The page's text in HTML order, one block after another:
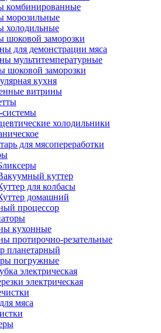
комбинированные
морозильные
холодильные
заморозки
для демонстрации мяса
мультитемпературные
шоковой заморозки
кухня
витрины
холодильники
для мясопереработки
куттер
для колбасы
домашний
процессор
кухонные
протирочно-резательные
планетарный
погружные
электрическая
электрическая
мяса